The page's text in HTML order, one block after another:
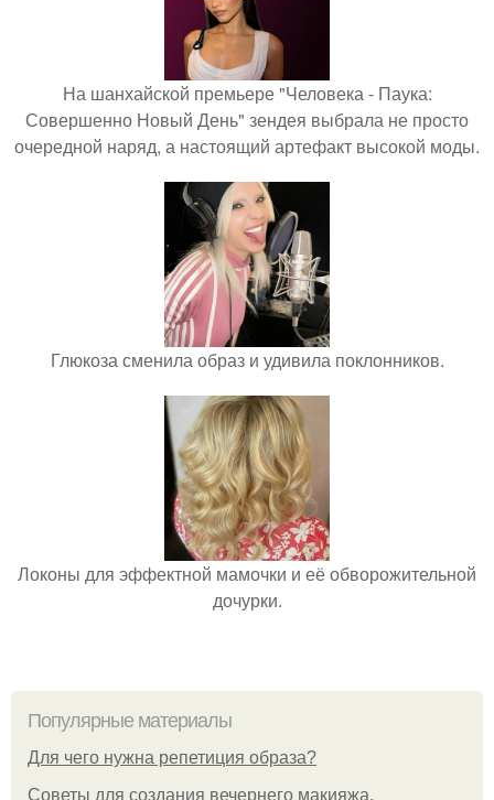
На шанхайской премьере "Человека - Паука:
Совершенно Новый День" зендея выбрала не просто
очередной наряд, а настоящий артефакт высокой моды.
Глюкоза сменила образ и удивила поклонников.
Локоны для эффектной мамочки и её обворожительной
дочурки.
Популярные материалы
Для чего нужна репетиция образа?
Советы для создания вечернего макияжа.